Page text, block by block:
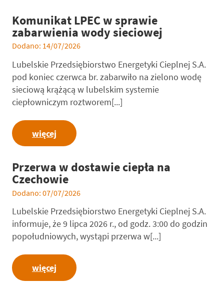
Komunikat LPEC w sprawie
zabarwienia wody sieciowej
Dodano: 14/07/2026
Lubelskie Przedsiębiorstwo Energetyki Cieplnej S.A.
pod koniec czerwca br. zabarwiło na zielono wodę
sieciową krążącą w lubelskim systemie
ciepłowniczym roztworem[...]
więcej
Przerwa w dostawie ciepła na
Czechowie
Dodano: 07/07/2026
Lubelskie Przedsiębiorstwo Energetyki Cieplnej S.A.
informuje, że 9 lipca 2026 r., od godz. 3:00 do godzin
popołudniowych, wystąpi przerwa w[...]
więcej